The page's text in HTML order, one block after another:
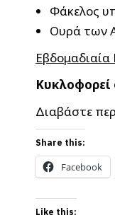
Φάκελος
Ουρά των
Κυκλοφορεί
Διαβάστε
Share this:
Facebook
Like this: